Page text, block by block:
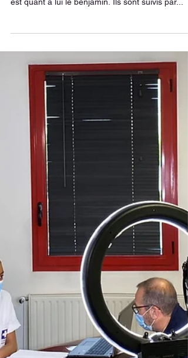
En vidéo : La médecine
doyenne de la Clinique HOLISTÉA, Louen 4
est quant à lui le benjamin. Ils sont suivis par...